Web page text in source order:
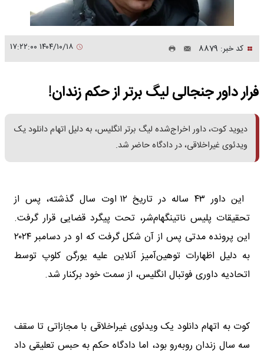
کد خبر: 8879
فرار داور جنجالی لیگ برتر از حکم زندان!
دیوید کوت، داور اخراج‌شده لیگ برتر انگلیس، به دلیل اتهام دانلود یک
ویدئوی غیراخلاقی، در دادگاه حاضر شد.
این داور ۴۳ ساله در تاریخ ۱۲ اوت سال گذشته، پس از
تحقیقات پلیس ناتینگهام‌شر، تحت پیگرد قضایی قرار گرفت.
این پرونده مدتی پس از آن شکل گرفت که او در دسامبر ۲۰۲۴
به دلیل اظهارات توهین‌آمیز آنلاین علیه یورگن کلوپ توسط
اتحادیه داوری فوتبال انگلیس، از سمت خود برکنار شد.
کوت به اتهام دانلود یک ویدئوی غیراخلاقی با مجازاتی تا سقف
سه سال زندان روبه‌رو بود، اما دادگاه حکم به حبس تعلیقی داد